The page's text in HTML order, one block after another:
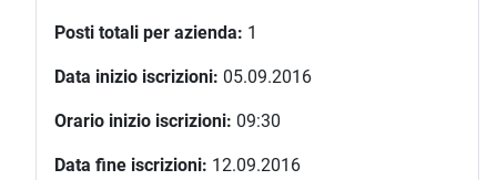
Posti totali per azienda: 1
Data inizio iscrizioni: 05.09.2016
Orario inizio iscrizioni: 09:30
Data fine iscrizioni: 12.09.2016